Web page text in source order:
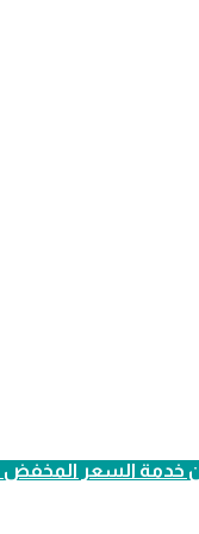
خدمة السعر المخفض